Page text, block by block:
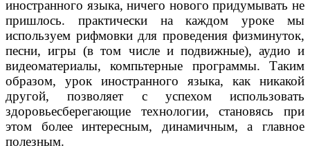
иностранного языка, ничего нового придумывать не
пришлось. практически на каждом уроке мы
используем рифмовки для проведения физминуток,
песни, игры (в том числе и подвижные), аудио и
видеоматериалы, компьтерные программы. Таким
образом, урок иностранного языка, как никакой
другой, позволяет с успехом использовать
здоровьесберегающие технологии, становясь при
этом более интересным, динамичным, а главное
полезным.